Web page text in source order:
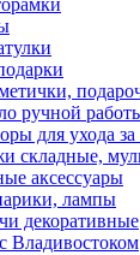
ручной
для ухода
складные,
аксессуары
лампы
декоративные
Владивостоком